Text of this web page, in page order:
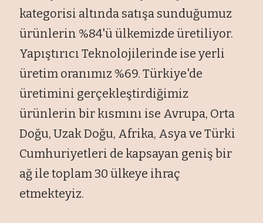
kategorisi altında satışa sunduğumuz
ürünlerin %84'ü ülkemizde üretiliyor.
Yapıştırıcı Teknolojilerinde ise yerli
üretim oranımız %69. Türkiye'de
üretimini gerçekleştirdiğimiz
ürünlerin bir kısmını ise Avrupa, Orta
Doğu, Uzak Doğu, Afrika, Asya ve Türki
Cumhuriyetleri de kapsayan geniş bir
ağ ile toplam 30 ülkeye ihraç
etmekteyiz.